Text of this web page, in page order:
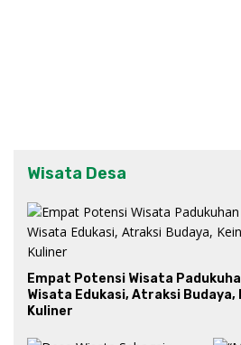
Wisata Desa
Empat Potensi Wisata
Wisata Edukasi, Atraksi Budaya,
Kuliner